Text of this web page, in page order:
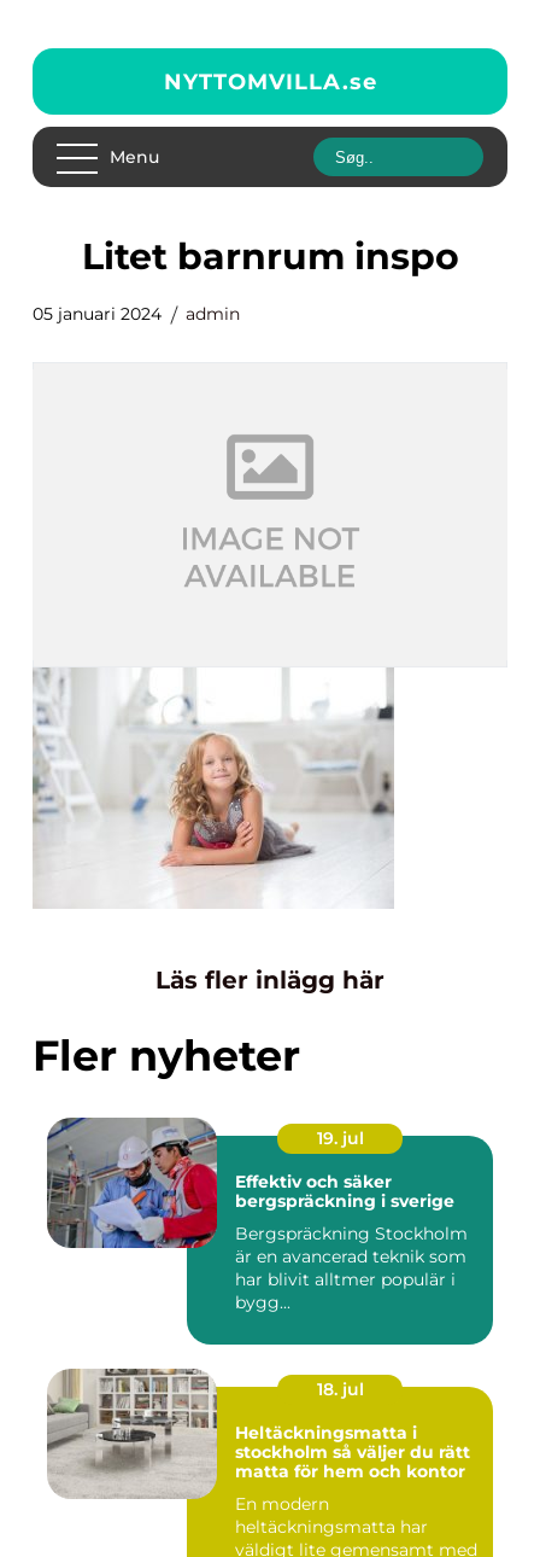
NYTTOMVILLA.se
Menu
litet barnrum inspo
05 januari 2024 admin
Läs fler inlägg här
Fler nyheter
19. jul
Effektiv och säker
bergspräckning i sverige
Bergspräckning Stockholm
är en avancerad teknik som
har blivit alltmer populär i
bygg...
18. jul
Heltäckningsmatta i
stockholm så väljer du rätt
matta för hem och kontor
En modern
heltäckningsmatta har
väldigt lite gemensamt med